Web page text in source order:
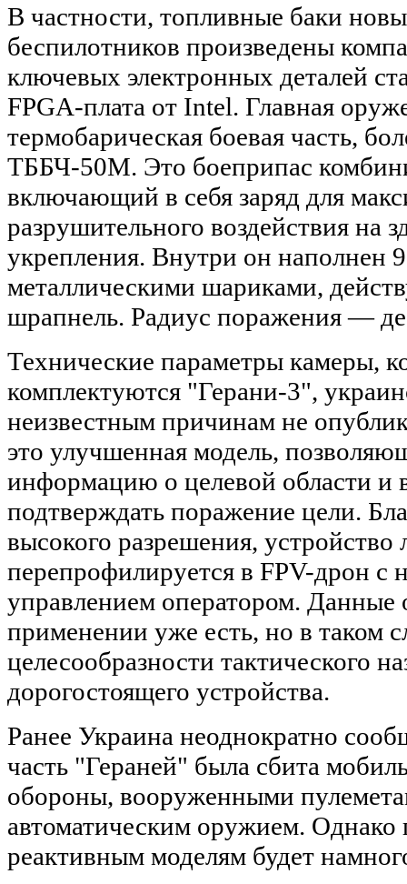
В частности, топливные баки
беспилотников произведены
ключевых электронных деталей
FPGA-плата от Intel. Главная
термобарическая боевая часть,
ТББЧ-50М. Это боеприпас
включающий в себя заряд для
разрушительного воздействия на
укрепления. Внутри он наполнен
металлическими шариками,
шрапнель. Радиус поражения —
Технические параметры камеры,
комплектуются "Герани-3",
неизвестным причинам не
это улучшенная модель,
информацию о целевой области и
подтверждать поражение цели.
высокого разрешения, устройство
перепрофилируется в FPV-дрон с
управлением оператором. Данные
применении уже есть, но в таком
целесообразности тактического
дорогостоящего устройства.
Ранее Украина неоднократно
часть "Гераней" была сбита
обороны, вооруженными
автоматическим оружием. Однако
реактивным моделям будет